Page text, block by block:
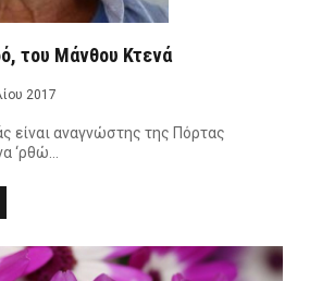
του Μάνθου Κτενά
2017
είναι αναγνώστης της Πόρτας
‘ρθώ…